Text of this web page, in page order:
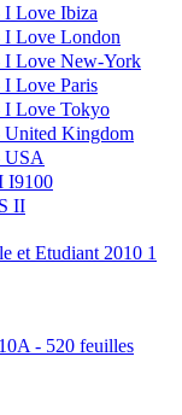
I Love Ibiza
I Love London
I Love New-York
I Love Paris
I Love Tokyo
United Kingdom
USA
I9100
II
et Etudiant 2010 1
- 520 feuilles